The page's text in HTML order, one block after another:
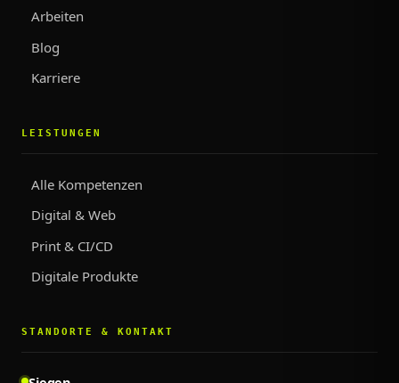
Arbeiten
Blog
Karriere
LEISTUNGEN
Alle Kompetenzen
Digital & Web
Print & CI/CD
Digitale Produkte
STANDORTE & KONTAKT